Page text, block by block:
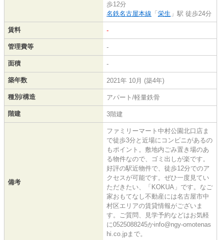
歩12分
名鉄名古屋本線 「 栄生 」駅 徒歩24分
賃料 -
管理費等 -
面積 -
築年数 2021年 10月 (築4年)
種別/構造 アパート/軽量鉄骨
階建 3階建
備考
ファミリーマート中村公園北口店ま
で徒歩3分と近場にコンビニがあるの
もポイント。敷地内ごみ置き場のあ
る物件なので、ゴミ出しが楽です。
好評の駅近物件で、徒歩12分でのア
クセスが可能です。ぜひ一度見てい
ただきたい、「KOKUA」です。なご
家おもてなし不動産には名古屋市中
村区エリアの賃貸情報がございま
す。ご質問、見学予約などはお気軽
に0525088245かinfo@ngy-omotenas
hi.co.jpまで。